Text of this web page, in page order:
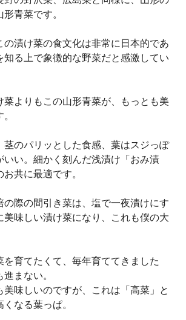
青菜です。
の漬け菜の食文化は非常に日本的であ
知る上で象徴的な野菜だと感激してい
菜よりもこの山形青菜が、もっとも美
茎のパリッとした食感、葉はスジっぽ
いい。細かく刻んだ浅漬け「おみ漬
共に最適です。
の際の間引き菜は、塩で一夜漬けにす
美味しい漬け菜になり、これも僕の大
を育てたくて、毎年育ててきました
まない。
美味しいのですが、これは「高菜」と
なる葉っぱ。